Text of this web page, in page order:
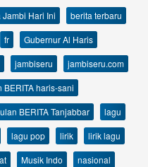
Jambi Hari Ini
berita terbaru
fr
Gubernur Al Haris
jambiseru
jambiseru.com
BERITA haris-sani
BERITA Tanjabbar
lagu
lagu pop lirik
lirik lagu
Musik Indo
nasional